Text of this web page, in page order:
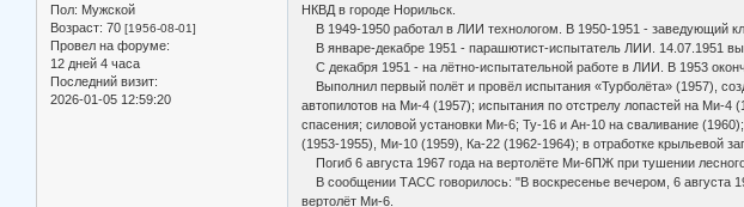
Пол: Мужской
Возраст: 70 [1956-08-01]
Провел на форуме:
12 дней 4 часа
Последний визит:
2026-01-05 12:59:20
НКВД в городе Норильск.
В 1949-1950 работал в ЛИИ технологом. В 1950-1951 - заведующий
В январе-декабре 1951 - парашютист-испытатель ЛИИ. 14.07.1951
С декабря 1951 - на лётно-испытательной работе в ЛИИ. В 1953
Выполнил первый полёт и провёл испытания «Турболёта» (1957),
автопилотов на Ми-4 (1957); испытания по отстрелу лопастей на Ми-
спасения; силовой установки Ми-6; Ту-16 и Ан-10 на сваливание
(1953-1955), Ми-10 (1959), Ка-22 (1962-1964); в отработке крыльевой
Погиб 6 августа 1967 года на вертолёте Ми-6ПЖ при тушении
В сообщении ТАСС говорилось: "В воскресенье вечером, 6 августа
вертолёт Ми-6.